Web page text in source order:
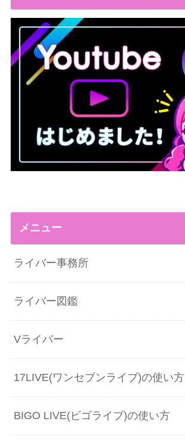
メニュー
ライバー事務所
ライバー図鑑
Vライバー
17LIVE(ワンセブンライブ)の使い方
BIGO LIVE(ビゴライブ)の使い方